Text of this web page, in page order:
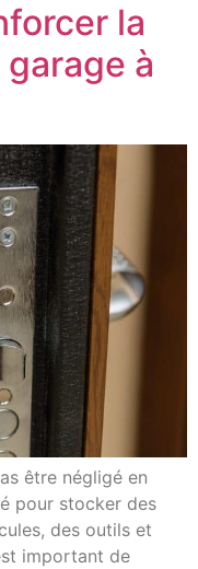
la
à
être négligé en
pour stocker des
des outils et
important de